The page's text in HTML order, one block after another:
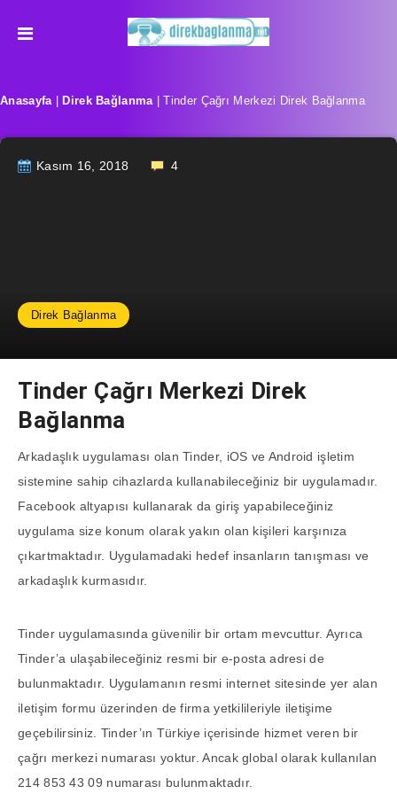
Anasayfa| Direk Bağlanma|Tinder Çağrı Merkezi Direk Bağlanma
Kasım 16, 2018 4
Direk Bağlanma
Tinder Çağrı Merkezi Direk
Bağlanma
Arkadaşlık uygulaması olan Tinder, iOS ve Android işletim
sistemine sahip cihazlarda kullanabileceğiniz bir uygulamadır.
Facebook altyapısı kullanarak da giriş yapabileceğiniz
uygulama size konum olarak yakın olan kişileri karşınıza
çıkartmaktadır. Uygulamadaki hedef insanların tanışması ve
arkadaşlık kurmasıdır.
Tinder uygulamasında güvenilir bir ortam mevcuttur. Ayrıca
Tinder’a ulaşabileceğiniz resmi bir e-posta adresi de
bulunmaktadır. Uygulamanın resmi internet sitesinde yer alan
iletişim formu üzerinden de firma yetkilileriyle iletişime
geçebilirsiniz. Tinder’ın Türkiye içerisinde hizmet veren bir
çağrı merkezi numarası yoktur. Ancak global olarak kullanılan
214 853 43 09 numarası bulunmaktadır.